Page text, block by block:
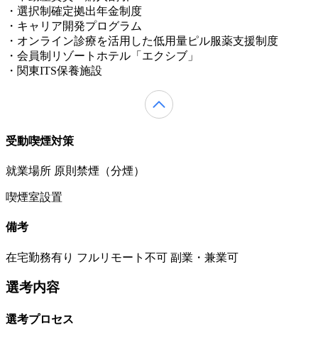
・選択制確定拠出年金制度
・キャリア開発プログラム
・オンライン診療を活用した低用量ピル服薬支援制度
・会員制リゾートホテル「エクシブ」
・関東ITS保養施設
受動喫煙対策
就業場所 原則禁煙（分煙）
喫煙室設置
備考
在宅勤務有り フルリモート不可 副業・兼業可
選考内容
選考プロセス